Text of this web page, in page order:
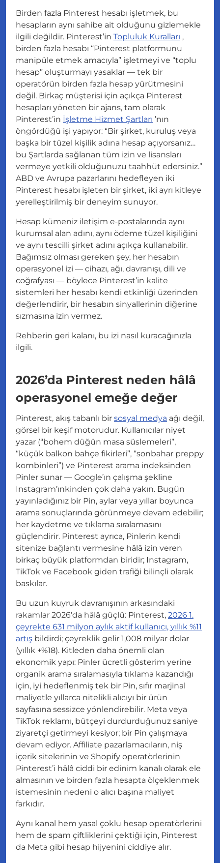
Birden fazla Pinterest hesabı işletmek, bu
hesapların aynı sahibe ait olduğunu gizlemekle
ilgili değildir. Pinterest’in Topluluk Kuralları ,
birden fazla hesabı “Pinterest platformunu
manipüle etmek amacıyla” işletmeyi ve “toplu
hesap” oluşturmayı yasaklar — tek bir
operatörün birden fazla hesap yürütmesini
değil. Birkaç müşterisi için açıkça Pinterest
hesapları yöneten bir ajans, tam olarak
Pinterest’in İşletme Hizmet Şartları ’nın
öngördüğü işi yapıyor: “Bir şirket, kuruluş veya
başka bir tüzel kişilik adına hesap açıyorsanız…
bu Şartlarda sağlanan tüm izin ve lisansları
vermeye yetkili olduğunuzu taahhüt edersiniz.”
ABD ve Avrupa pazarlarını hedefleyen iki
Pinterest hesabı işleten bir şirket, iki ayrı kitleye
yerelleştirilmiş bir deneyim sunuyor.
Hesap kümeniz iletişim e-postalarında aynı
kurumsal alan adını, aynı ödeme tüzel kişiliğini
ve aynı tescilli şirket adını açıkça kullanabilir.
Bağımsız olması gereken şey, her hesabın
operasyonel izi — cihazı, ağı, davranışı, dili ve
coğrafyası — böylece Pinterest’in kalite
sistemleri her hesabı kendi etkinliği üzerinden
değerlendirir, bir hesabın sinyallerinin diğerine
sızmasına izin vermez.
Rehberin geri kalanı, bu izi nasıl kuracağınızla
ilgili.
2026’da Pinterest neden hâlâ
operasyonel emeğe değer
Pinterest, akış tabanlı bir sosyal medya ağı değil,
görsel bir keşif motorudur. Kullanıcılar niyet
yazar (“bohem düğün masa süslemeleri”,
“küçük balkon bahçe fikirleri”, “sonbahar preppy
kombinleri”) ve Pinterest arama indeksinden
Pinler sunar — Google’ın çalışma şekline
Instagram’ınkinden çok daha yakın. Bugün
yayınladığınız bir Pin, aylar veya yıllar boyunca
arama sonuçlarında görünmeye devam edebilir;
her kaydetme ve tıklama sıralamasını
güçlendirir. Pinterest ayrıca, Pinlerin kendi
sitenize bağlantı vermesine hâlâ izin veren
birkaç büyük platformdan biridir; Instagram,
TikTok ve Facebook giden trafiği bilinçli olarak
baskılar.
Bu uzun kuyruk davranışının arkasındaki
rakamlar 2026’da hâlâ güçlü: Pinterest, 2026 1.
çeyrekte 631 milyon aylık aktif kullanıcı, yıllık %11
artış bildirdi; çeyreklik gelir 1,008 milyar dolar
(yıllık +%18). Kitleden daha önemli olan
ekonomik yapı: Pinler ücretli gösterim yerine
organik arama sıralamasıyla tıklama kazandığı
için, iyi hedeflenmiş tek bir Pin, sıfır marjinal
maliyetle yıllarca nitelikli alıcıyı bir ürün
sayfasına sessizce yönlendirebilir. Meta veya
TikTok reklamı, bütçeyi durdurduğunuz saniye
ziyaretçi getirmeyi kesiyor; bir Pin çalışmaya
devam ediyor. Affiliate pazarlamacıların, niş
içerik sitelerinin ve Shopify operatörlerinin
Pinterest’i hâlâ ciddi bir edinim kanalı olarak ele
almasının ve birden fazla hesapta ölçeklenmek
istemesinin nedeni o alıcı başına maliyet
farkıdır.
Aynı kanal hem yasal çoklu hesap operatörlerini
hem de spam çiftliklerini çektiği için, Pinterest
da Meta gibi hesap hijyenini ciddiye alır.